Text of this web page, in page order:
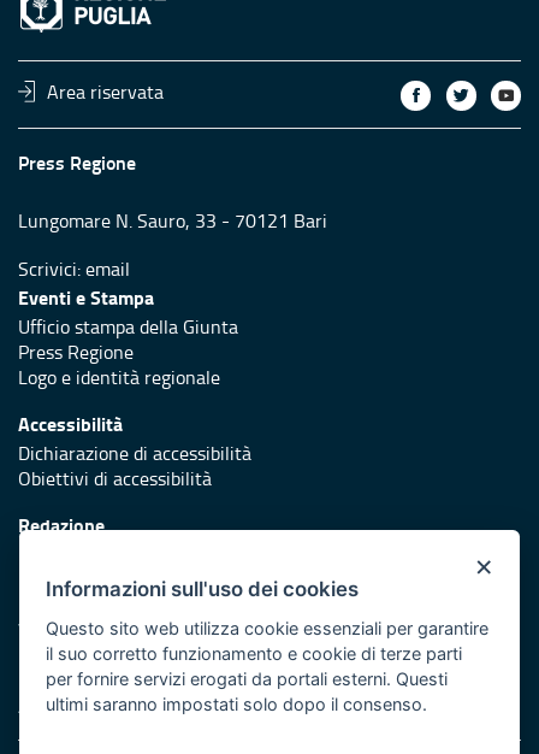
Area riservata
Press Regione
Lungomare N. Sauro, 33 - 70121 Bari
Scrivici:email
Eventi e Stampa
Ufficio stampa della Giunta
Press Regione
Logo e identità regionale
Accessibilità
Dichiarazione di accessibilità
Obiettivi di accessibilità
Redazione
Protezione civile
Vai al sito di Protezione Civile Puglia
Iniziativa finanziata con risorse del POR Puglia 2014/2020 -
Asse XI
×
Informazioni sull'uso dei cookies
Questo sito web utilizza cookie essenziali per garantire
il suo corretto funzionamento e cookie di terze parti
per fornire servizi erogati da portali esterni. Questi
ultimi saranno impostati solo dopo il consenso.